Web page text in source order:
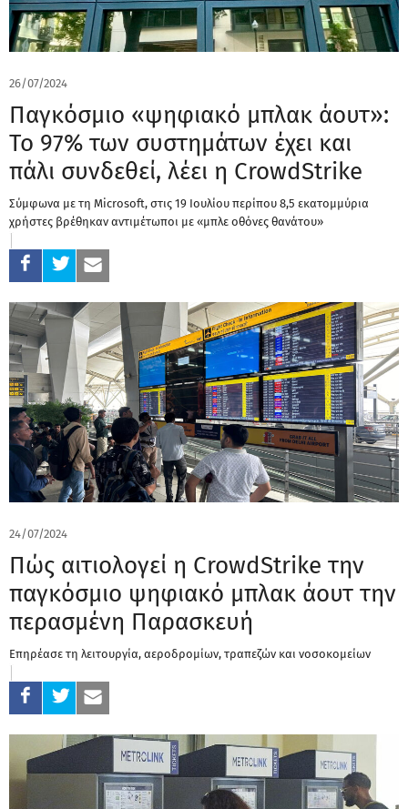
26/07/2024
Παγκόσμιο «ψηφιακό μπλακ άουτ»:
Το 97% των συστημάτων έχει και
πάλι συνδεθεί, λέει η CrowdStrike
Σύμφωνα με τη Microsoft, στις 19 Ιουλίου περίπου 8,5 εκατομμύρια
χρήστες βρέθηκαν αντιμέτωποι με «μπλε οθόνες θανάτου»
24/07/2024
Πώς αιτιολογεί η CrowdStrike την
παγκόσμιο ψηφιακό μπλακ άουτ την
περασμένη Παρασκευή
Επηρέασε τη λειτουργία, αεροδρομίων, τραπεζών και νοσοκομείων